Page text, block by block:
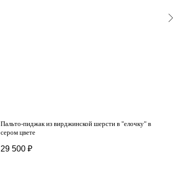
Пальто-пиджак из вирджинской шерсти в "елочку" в
сером цвете
29 500 ₽